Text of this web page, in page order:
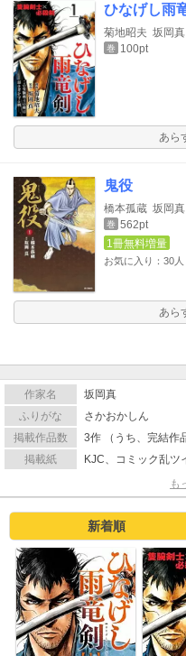
ひなげし雨
菊地昭夫 坂岡真
巻 100pt
あら
鬼役
橋本孤蔵 坂岡真
巻 562pt
1冊無料増量
お気に入り：30人
あら
作家名
坂岡真
ふりがな
さかおかしん
掲載作品数
3作 （うち、完結作
掲載紙
KJC、コミック乱ツ
も
新着順